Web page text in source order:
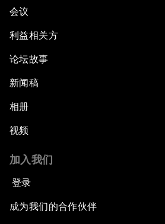
会议
利益相关方
论坛故事
新闻稿
相册
视频
加入我们
登录
成为我们的合作伙伴